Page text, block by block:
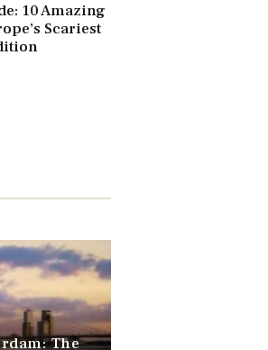
10 Amazing
Scariest
The